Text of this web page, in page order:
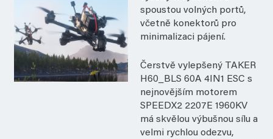
spoustou volných portů,
včetně konektorů pro
minimalizaci pájení.
Čerstvě vylepšený TAKER
H60_BLS 60A 4IN1 ESC s
nejnovějším motorem
SPEEDX2 2207E 1960KV
má skvělou výbušnou sílu a
velmi rychlou odezvu,